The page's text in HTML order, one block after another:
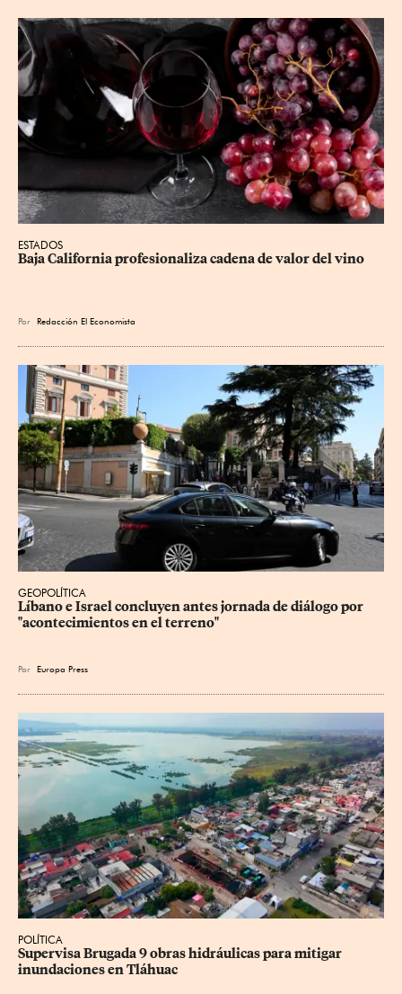
ESTADOS
Baja California profesionaliza cadena de valor del vino
Por Redacción El Economista
GEOPOLÍTICA
Líbano e Israel concluyen antes jornada de diálogo por
"acontecimientos en el terreno"
Por Europa Press
POLÍTICA
Supervisa Brugada 9 obras hidráulicas para mitigar
inundaciones en Tláhuac